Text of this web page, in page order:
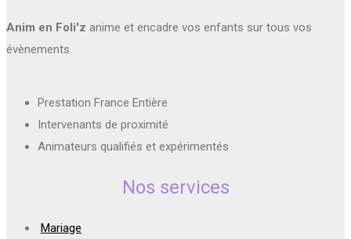
Anim en Foli'z anime et encadre vos enfants sur tous vos
évènements.
Prestation France Entière
Intervenants de proximité
Animateurs qualifiés et expérimentés
Nos services
Mariage